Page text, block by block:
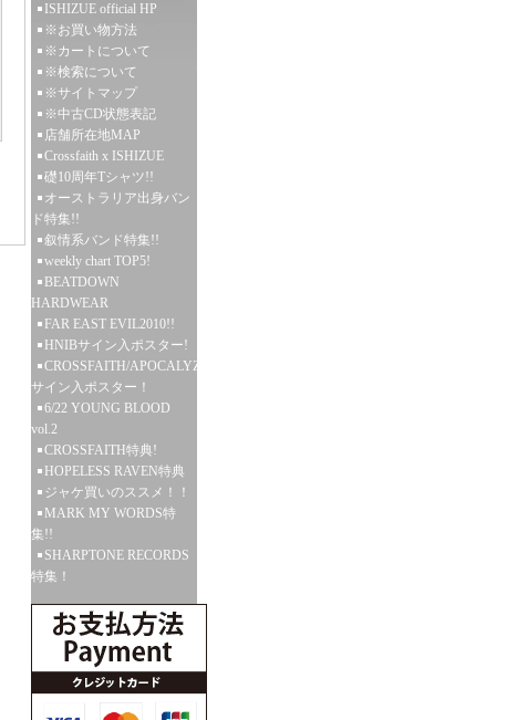
ISHIZUE official HP
※お買い物方法
※カートについて
※検索について
※サイトマップ
※中古CD状態表記
店舗所在地MAP
Crossfaith x ISHIZUE
礎10周年Tシャツ!!
オーストラリア出身バン
ド特集!!
叙情系バンド特集!!
weekly chart TOP5!
BEATDOWN
HARDWEAR
FAR EAST EVIL2010!!
HNIBサイン入ポスター!
CROSSFAITH/APOCALYZE
サイン入ポスター！
6/22 YOUNG BLOOD
vol.2
CROSSFAITH特典!
HOPELESS RAVEN特典
ジャケ買いのススメ！！
MARK MY WORDS特
集!!
SHARPTONE RECORDS
特集！